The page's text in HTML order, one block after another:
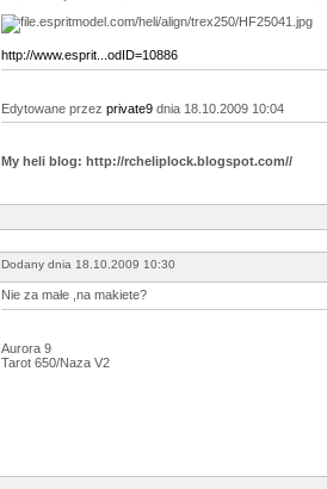
http://www.esprit...odID=10886
Edytowane przez private9 dnia 18.10.2009 10:04
My heli blog: http://rcheliplock.blogspot.com//
Dodany dnia 18.10.2009 10:30
Nie za małe ,na makiete?
Aurora 9
Tarot 650/Naza V2